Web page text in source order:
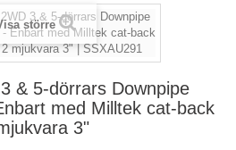
större
& 5-dörrars Downpipe
med Milltek cat-back
3"